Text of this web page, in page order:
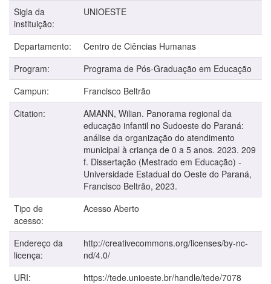
Sigla da
instituição:
UNIOESTE
Departamento:
Centro de Ciências Humanas
Program:
Programa de Pós-Graduação em Educação
Campun:
Francisco Beltrão
Citation:
AMANN, Wilian. Panorama regional da
educação infantil no Sudoeste do Paraná:
análise da organização do atendimento
municipal à criança de 0 a 5 anos. 2023. 209
f. Dissertação (Mestrado em Educação) -
Universidade Estadual do Oeste do Paraná,
Francisco Beltrão, 2023.
Tipo de
acesso:
Acesso Aberto
Endereço da
licença:
http://creativecommons.org/licenses/by-nc-
nd/4.0/
URI:
https://tede.unioeste.br/handle/tede/7078